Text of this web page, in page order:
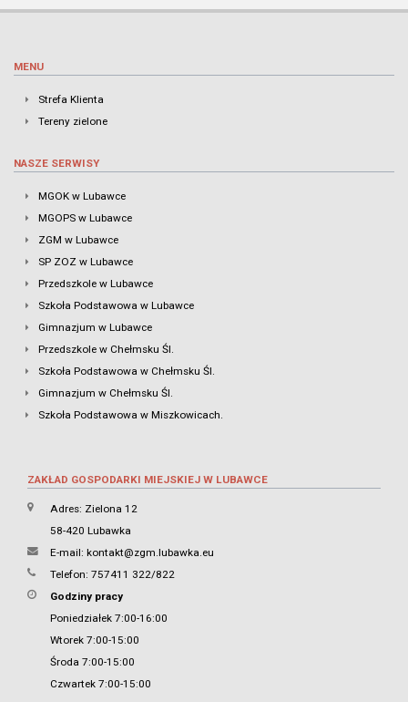
MENU
Strefa Klienta
Tereny zielone
NASZE SERWISY
MGOK w Lubawce
MGOPS w Lubawce
ZGM w Lubawce
SP ZOZ w Lubawce
Przedszkole w Lubawce
Szkoła Podstawowa w Lubawce
Gimnazjum w Lubawce
Przedszkole w Chełmsku Śl.
Szkoła Podstawowa w Chełmsku Śl.
Gimnazjum w Chełmsku Śl.
Szkoła Podstawowa w Miszkowicach.
ZAKŁAD GOSPODARKI MIEJSKIEJ W LUBAWCE
Adres: Zielona 12
58-420 Lubawka
E-mail: kontakt@zgm.lubawka.eu
Telefon: 757411 322/822
Godziny pracy
Poniedziałek 7:00-16:00
Wtorek 7:00-15:00
Środa 7:00-15:00
Czwartek 7:00-15:00